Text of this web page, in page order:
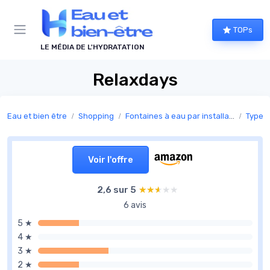
LE MÉDIA DE L'HYDRATATION
TOPs
Relaxdays
Eau et bien être Shopping Fontaines à eau par installation Types
Voir l'offre
2,6 sur 5 ★★★★★
★★★★★
6 avis
5 ★
4 ★
3 ★
2 ★
Panneau de gestion des cookies